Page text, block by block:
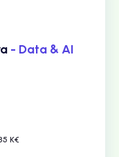
- Data & AI
K€